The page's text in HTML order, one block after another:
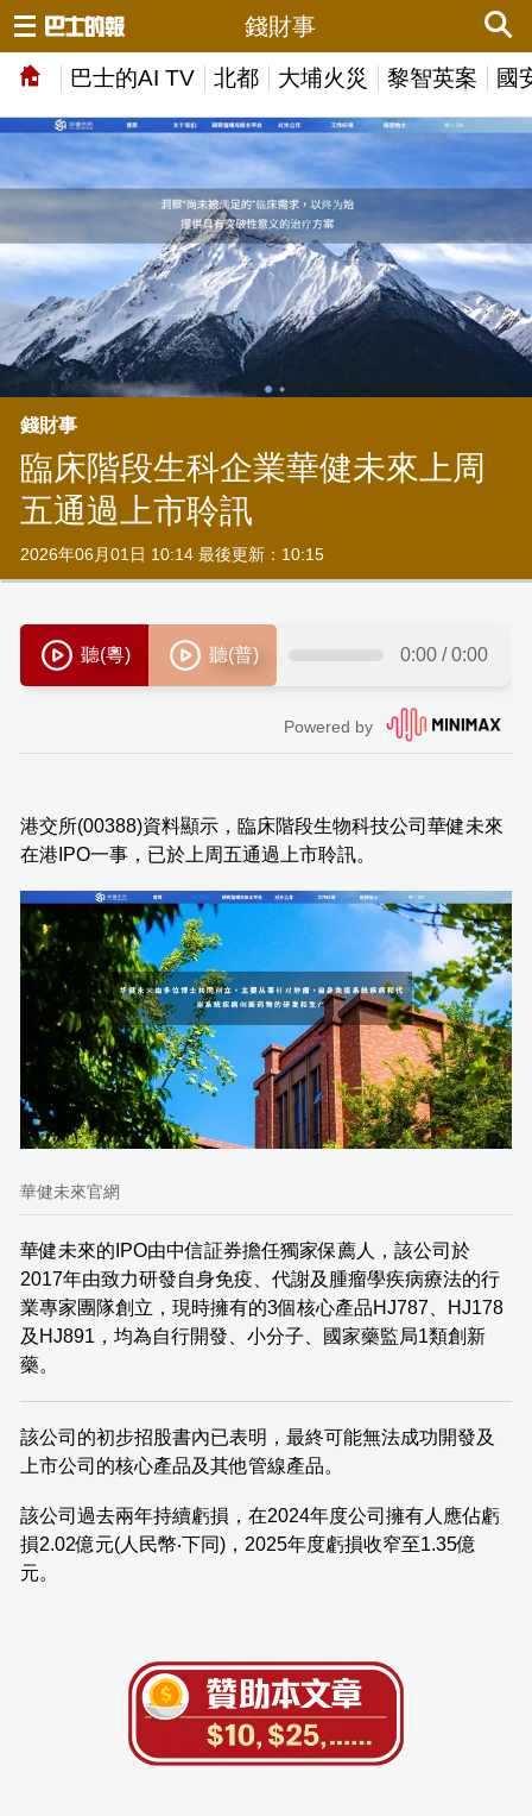
巴士的AI TV 北都 大埔火災 黎智英案 國
錢財事
錢財事
臨床階段生科企業華健未來上周
五通過上市聆訊
2026年06月01日 10:14 最後更新：10:15
港交所(00388)資料顯示，臨床階段生物科技公司華健未來
在港IPO一事，已於上周五通過上市聆訊。
華健未來官網
華健未來的IPO由中信証券擔任獨家保薦人，該公司於
2017年由致力研發自身免疫、代謝及腫瘤學疾病療法的行
業專家團隊創立，現時擁有的3個核心產品HJ787、HJ178
及HJ891，均為自行開發、小分子、國家藥監局1類創新
藥。
該公司的初步招股書內已表明，最終可能無法成功開發及
上市公司的核心產品及其他管線產品。
該公司過去兩年持續虧損，在2024年度公司擁有人應佔虧
損2.02億元(人民幣‧下同)，2025年度虧損收窄至1.35億
元。